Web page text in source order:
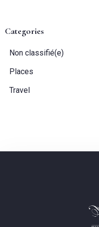
Categories
Non classifié(e)
Places
Travel